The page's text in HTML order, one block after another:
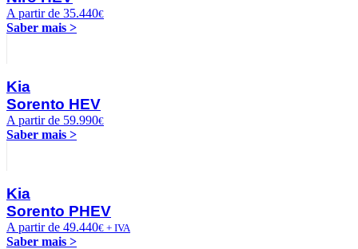
A partir de 35.440€
Saber mais >
Kia
Sorento HEV
A partir de 59.990€
Saber mais >
Kia
Sorento PHEV
A partir de 49.440€ + IVA
Saber mais >